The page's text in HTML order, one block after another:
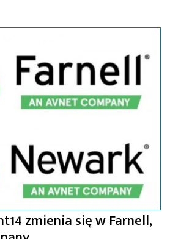
zmienia się w Farnell,